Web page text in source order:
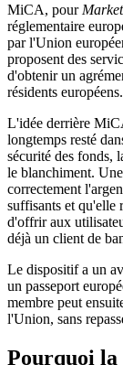
MiCA, pour
réglementaire
par l'Union
proposent des
d'obtenir un
résidents européens.
L'idée derrière
longtemps resté
sécurité des fonds,
le blanchiment.
correctement
suffisants et qu'elle
d'offrir aux
déjà un client de
Le dispositif a un
un passeport
membre peut
l'Union, sans
Pourquoi